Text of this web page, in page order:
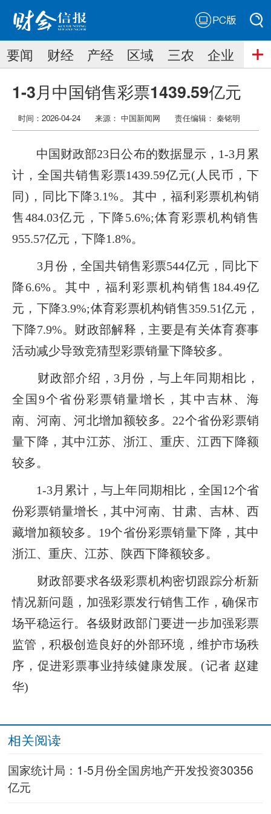
搜索
搜索
要闻 财经 产经 区域 三农 企业
1-3月中国销售彩票1439.59亿元
时间：2026-04-24 来源： 中国新闻网 责任编辑： 秦铭明
中国财政部23日公布的数据显示，1-3月累
计，全国共销售彩票1439.59亿元(人民币，下
同)，同比下降3.1%。其中，福利彩票机构销
售484.03亿元，下降5.6%;体育彩票机构销售
955.57亿元，下降1.8%。
3月份，全国共销售彩票544亿元，同比下
降6.6%。其中，福利彩票机构销售184.49亿
元，下降3.9%;体育彩票机构销售359.51亿元，
下降7.9%。财政部解释，主要是有关体育赛事
活动减少导致竞猜型彩票销量下降较多。
财政部介绍，3月份，与上年同期相比，
全国9个省份彩票销量增长，其中吉林、海
南、河南、河北增加额较多。22个省份彩票销
量下降，其中江苏、浙江、重庆、江西下降额
较多。
1-3月累计，与上年同期相比，全国12个省
份彩票销量增长，其中河南、甘肃、吉林、西
藏增加额较多。19个省份彩票销量下降，其中
浙江、重庆、江苏、陕西下降额较多。
财政部要求各级彩票机构密切跟踪分析新
情况新问题，加强彩票发行销售工作，确保市
场平稳运行。各级财政部门要进一步加强彩票
监管，积极创造良好的外部环境，维护市场秩
序，促进彩票事业持续健康发展。(记者 赵建
华)
相关阅读
国家统计局：1-5月份全国房地产开发投资30356
亿元